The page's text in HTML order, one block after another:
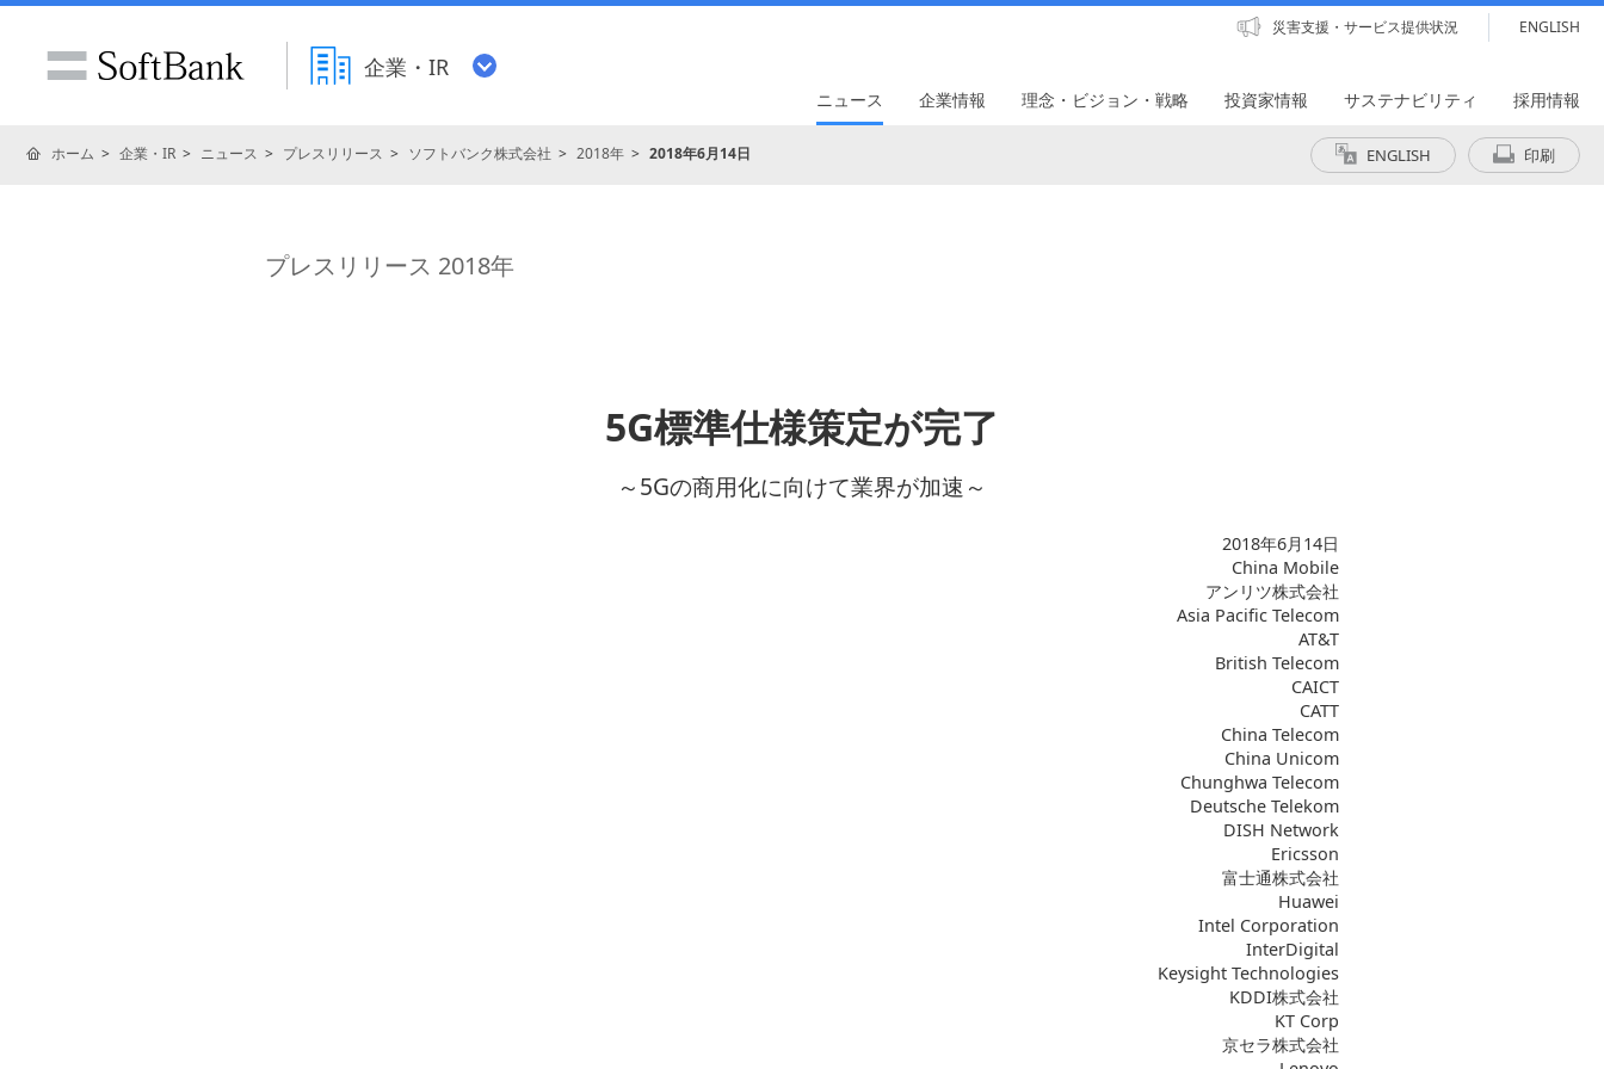
企業・IR
災害支援・サービス提供状況 ENGLISH
ニュース 企業情報 理念・ビジョン・戦略 投資家情報 サステナビリティ 採用情報
ホーム 企業・IR ニュース プレスリリース ソフトバンク株式会社 2018年 2018年6月14日 ENGLISH 印刷
プレスリリース 2018年
5G標準仕様策定が完了
～5Gの商用化に向けて業界が加速～
2018年6月14日
China Mobile
アンリツ株式会社
Asia Pacific Telecom
AT&T
British Telecom
CAICT
CATT
China Telecom
China Unicom
Chunghwa Telecom
Deutsche Telekom
DISH Network
Ericsson
富士通株式会社
Huawei
Intel Corporation
InterDigital
Keysight Technologies
KDDI株式会社
KT Corp
京セラ株式会社